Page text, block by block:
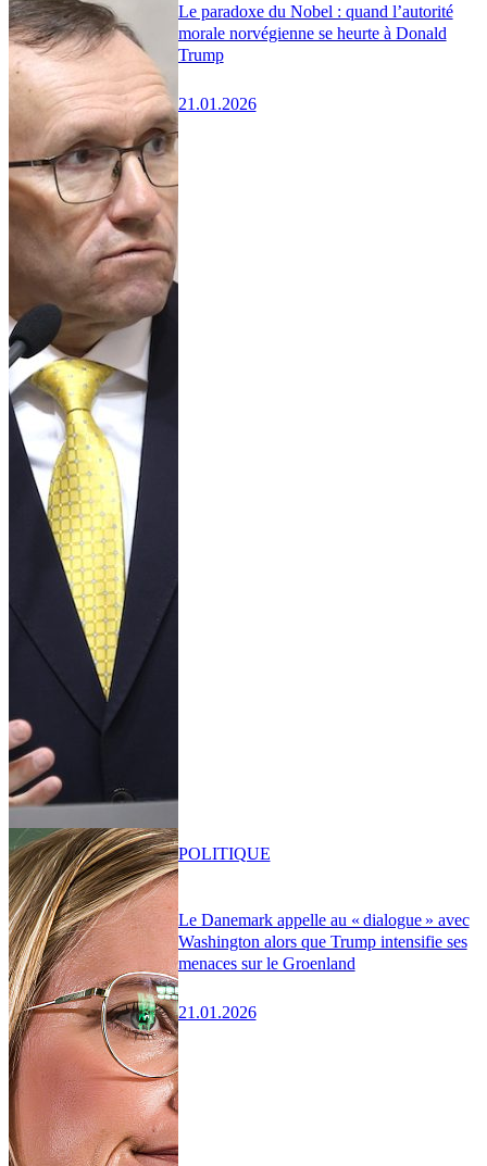
Le paradoxe du Nobel : quand l’autorité
morale norvégienne se heurte à Donald
Trump
21.01.2026
Le Danemark appelle au « dialogue » avec
Washington alors que Trump intensifie ses
menaces sur le Groenland
21.01.2026
POLITIQUE